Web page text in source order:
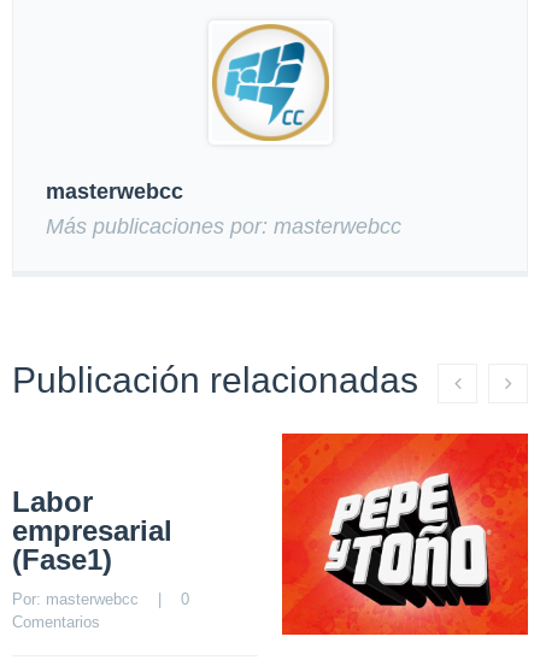
masterwebcc
Más publicaciones por: masterwebcc
Publicación relacionadas
Labor
empresarial
(Fase1)
Por: masterwebcc
0
Comentarios